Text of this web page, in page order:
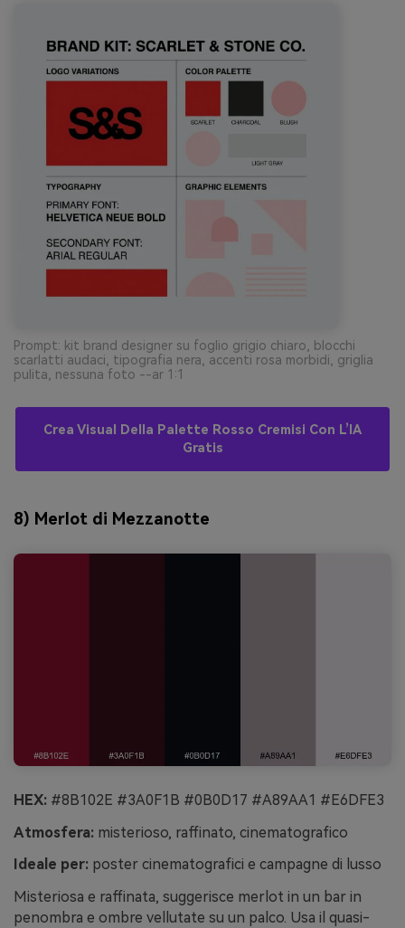
Prompt: kit brand designer su foglio grigio chiaro, blocchi
scarlatti audaci, tipografia nera, accenti rosa morbidi, griglia
pulita, nessuna foto --ar 1:1
Crea Visual Della Palette Rosso Cremisi Con L’IA
Gratis
8) Merlot di Mezzanotte
HEX: #8B102E #3A0F1B #0B0D17 #A89AA1 #E6DFE3
Atmosfera: misterioso, raffinato, cinematografico
Ideale per: poster cinematografici e campagne di lusso
Misteriosa e raffinata, suggerisce merlot in un bar in
penombra e ombre vellutate su un palco. Usa il quasi-